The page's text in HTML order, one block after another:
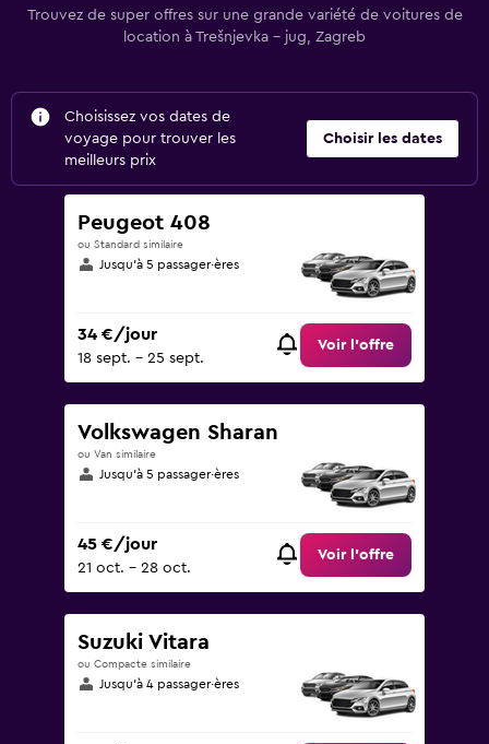
Trouvez de super offres sur une grande variété de voitures de
location à Trešnjevka – jug, Zagreb
Choisissez vos dates de
voyage pour trouver les
meilleurs prix
Choisir les dates
Peugeot 408
ou Standard similaire
Jusqu’à 5 passager·ères
34 €/jour
18 sept. - 25 sept.
Voir l’offre
Volkswagen Sharan
ou Van similaire
Jusqu’à 5 passager·ères
45 €/jour
21 oct. - 28 oct.
Voir l’offre
Suzuki Vitara
ou Compacte similaire
Jusqu’à 4 passager·ères